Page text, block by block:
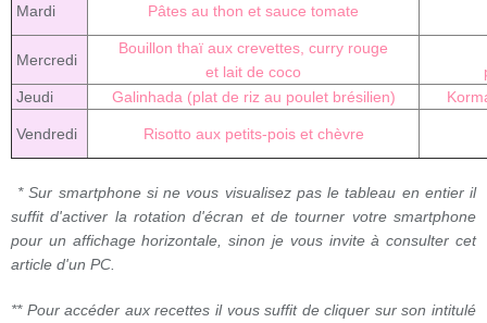
Mardi Pâtes au thon et sauce tomate
Mercredi
Bouillon thaï aux crevettes, curry rouge
et lait de coco
Jeudi
Galinhada (plat de riz au poulet brésilien)
Vendredi Risotto aux petits-pois et chèvre
* Sur smartphone si ne vous visualisez pas le tableau en entier il
suffit d'activer la rotation d'écran et de tourner votre smartphone
pour un affichage horizontale, sinon je vous invite à consulter cet
article d'un PC.
** Pour accéder aux recettes il vous suffit de cliquer sur son intitulé